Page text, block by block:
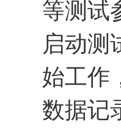
等测试
启动测
始工作
数据记